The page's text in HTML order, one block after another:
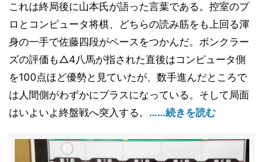
これは終局後に山本氏が語った言葉である。控室のプ
ロとコンピュータ将棋、どちらの読み筋をも上回る渾
身の一手で佐藤四段がペースをつかんだ。ボンクラー
ズの評価も△4八馬が指された直後はコンピュータ側
を100点ほど優勢と見ていたが、数手進んだところで
は人間側がわずかにプラスになっている。そして局面
はいよいよ終盤戦へ突入する。 ……続きを読む